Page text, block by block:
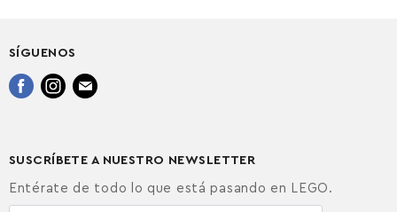
SÍGUENOS
Encuéntrenos
Encuéntrenos
Encuéntrenos
SUSCRÍBETE A NUESTRO NEWSLETTER
Entérate de todo lo que está pasando en LEGO.